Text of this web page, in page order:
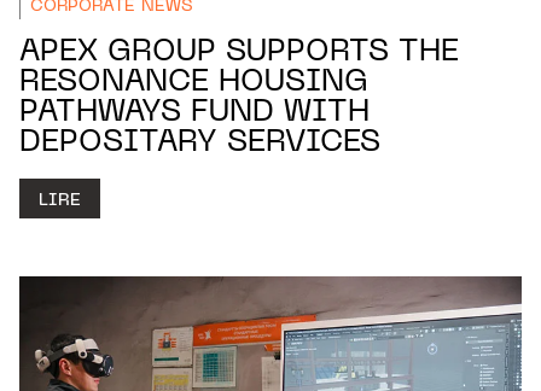
CORPORATE NEWS
APEX GROUP SUPPORTS THE
RESONANCE HOUSING
PATHWAYS FUND WITH
DEPOSITARY SERVICES
LIRE